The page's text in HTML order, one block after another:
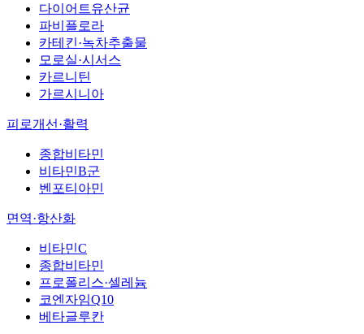
다이어트유산균
파비플로라
카테킨·녹차추출물
모로실·시서스
카르니틴
가르시니아
피로개선·활력
종합비타민
비타민B군
벤포티아민
면역·항산화
비타민C
종합비타민
프로폴리스·셀레늄
코엔자임Q10
베타글루칸